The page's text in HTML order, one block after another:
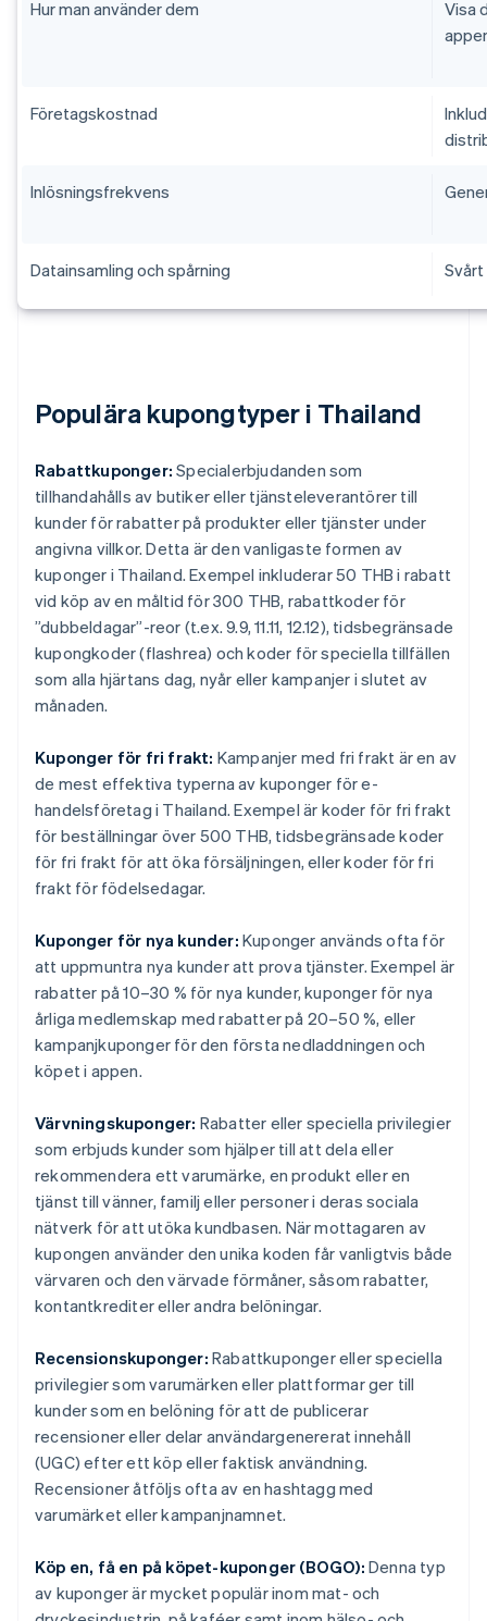
Hur man använder dem
Visa
Företagskostnad
Inlösningsfrekvens
Datainsamling och spårning
Populära kupongtyper i Thailand
Rabattkuponger: Specialerbjudanden som
tillhandahålls av butiker eller tjänsteleverantörer till
kunder för rabatter på produkter eller tjänster under
angivna villkor. Detta är den vanligaste formen av
kuponger i Thailand. Exempel inkluderar 50 THB i rabatt
vid köp av en måltid för 300 THB, rabattkoder för
”dubbeldagar”-reor (t.ex. 9.9, 11.11, 12.12), tidsbegränsade
kupongkoder (flashrea) och koder för speciella tillfällen
som alla hjärtans dag, nyår eller kampanjer i slutet av
månaden.
Kuponger för fri frakt: Kampanjer med fri frakt är en av
de mest effektiva typerna av kuponger för e-
handelsföretag i Thailand. Exempel är koder för fri frakt
för beställningar över 500 THB, tidsbegränsade koder
för fri frakt för att öka försäljningen, eller koder för fri
frakt för födelsedagar.
Kuponger för nya kunder: Kuponger används ofta för
att uppmuntra nya kunder att prova tjänster. Exempel är
rabatter på 10–30 % för nya kunder, kuponger för nya
årliga medlemskap med rabatter på 20–50 %, eller
kampanjkuponger för den första nedladdningen och
köpet i appen.
Värvningskuponger: Rabatter eller speciella privilegier
som erbjuds kunder som hjälper till att dela eller
rekommendera ett varumärke, en produkt eller en
tjänst till vänner, familj eller personer i deras sociala
nätverk för att utöka kundbasen. När mottagaren av
kupongen använder den unika koden får vanligtvis både
värvaren och den värvade förmåner, såsom rabatter,
kontantkrediter eller andra belöningar.
Recensionskuponger: Rabattkuponger eller speciella
privilegier som varumärken eller plattformar ger till
kunder som en belöning för att de publicerar
recensioner eller delar användargenererat innehåll
(UGC) efter ett köp eller faktisk användning.
Recensioner åtföljs ofta av en hashtagg med
varumärket eller kampanjnamnet.
Köp en, få en på köpet-kuponger (BOGO): Denna typ
av kuponger är mycket populär inom mat- och